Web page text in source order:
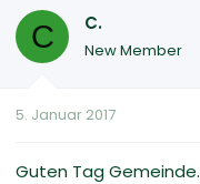
s
e
e
t
t
m
C C.
New Member
5. Januar 2017
Guten Tag Gemeinde.